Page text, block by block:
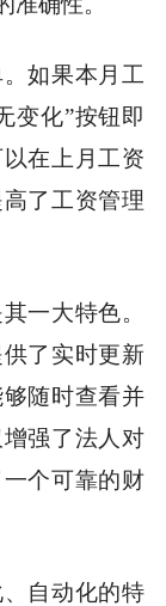
如果本月工
变化”按钮即
在上月工资
了工资管理
一大特色。
了实时更新
随时查看并
强了法人对
个可靠的财
自动化的特